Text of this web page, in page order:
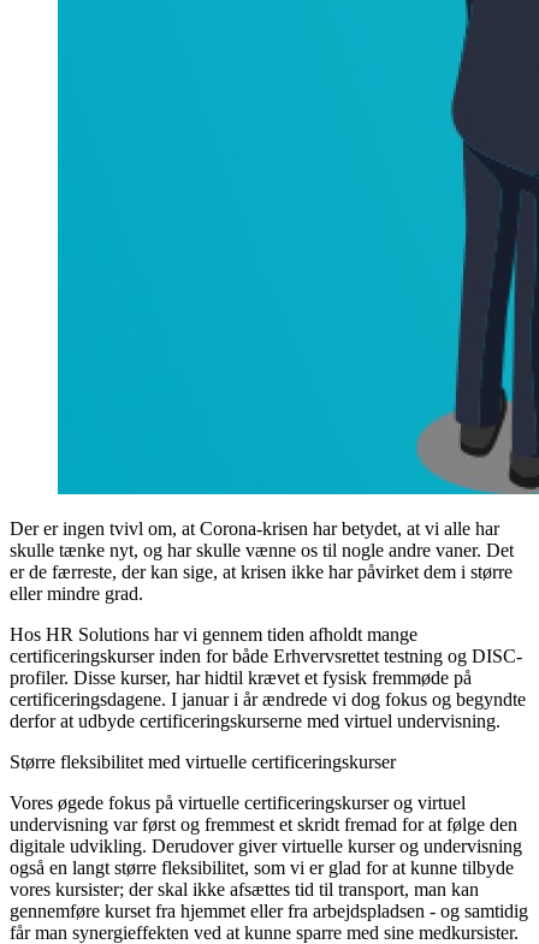
Der er ingen tvivl om, at Corona-krisen har betydet, at vi alle har
skulle tænke nyt, og har skulle vænne os til nogle andre vaner. Det
er de færreste, der kan sige, at krisen ikke har påvirket dem i større
eller mindre grad.
Hos HR Solutions har vi gennem tiden afholdt mange
certificeringskurser inden for både Erhvervsrettet testning og DISC-
profiler. Disse kurser, har hidtil krævet et fysisk fremmøde på
certificeringsdagene. I januar i år ændrede vi dog fokus og begyndte
derfor at udbyde certificeringskurserne med virtuel undervisning.
Større fleksibilitet med virtuelle certificeringskurser
Vores øgede fokus på virtuelle certificeringskurser og virtuel
undervisning var først og fremmest et skridt fremad for at følge den
digitale udvikling. Derudover giver virtuelle kurser og undervisning
også en langt større fleksibilitet, som vi er glad for at kunne tilbyde
vores kursister; der skal ikke afsættes tid til transport, man kan
gennemføre kurset fra hjemmet eller fra arbejdspladsen - og samtidig
får man synergieffekten ved at kunne sparre med sine medkursister.